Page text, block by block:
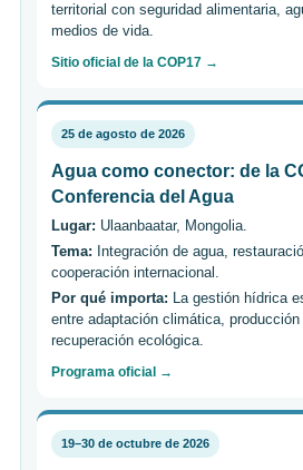
territorial con seguridad alimentaria,
medios de vida.
Sitio oficial de la COP17 →
25 de agosto de 2026
Agua como conector: de la
Conferencia del Agua
Lugar: Ulaanbaatar, Mongolia.
Tema: Integración de agua,
cooperación internacional.
Por qué importa: La gestión hídrica
entre adaptación climática,
recuperación ecológica.
Programa oficial →
19–30 de octubre de 2026